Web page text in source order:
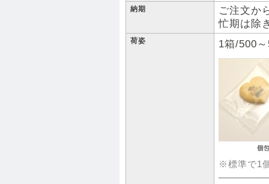
納期
ご注文か
忙期は除
荷姿 1箱/500
※標準で1